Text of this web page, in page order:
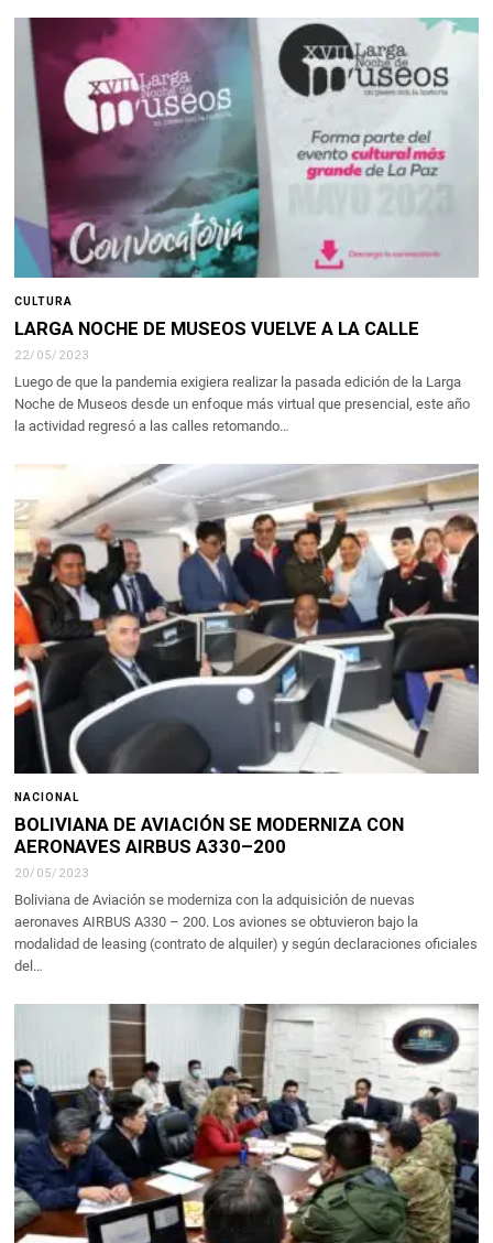
CULTURA
LARGA NOCHE DE MUSEOS VUELVE A LA CALLE
22/05/2023
Luego de que la pandemia exigiera realizar la pasada edición de la Larga
Noche de Museos desde un enfoque más virtual que presencial, este año
la actividad regresó a las calles retomando…
NACIONAL
BOLIVIANA DE AVIACIÓN SE MODERNIZA CON
AERONAVES AIRBUS A330–200
20/05/2023
Boliviana de Aviación se moderniza con la adquisición de nuevas
aeronaves AIRBUS A330 – 200. Los aviones se obtuvieron bajo la
modalidad de leasing (contrato de alquiler) y según declaraciones oficiales
del…